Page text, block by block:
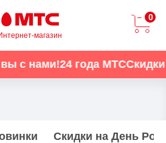
магазин
0
24 года МТССкидки до 24%
Скидки на День